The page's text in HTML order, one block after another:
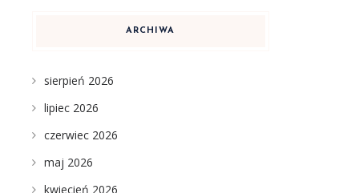
ARCHIWA
sierpień 2026
lipiec 2026
czerwiec 2026
maj 2026
kwiecień 2026